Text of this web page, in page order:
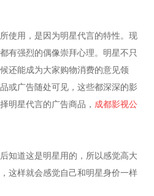
用，是因为明星代言的特性。现
有强烈的偶像崇拜心理。明星不只
还能成为大家购物消费的意见领
或广告随处可见，这些都深深的影
明星代言的广告商品， 成都影视公
道这是明星用的，所以感觉高大
这样就会感觉自己和明星身价一样